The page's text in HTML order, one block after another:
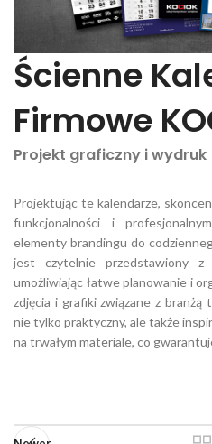
Ścienne
Firmowe
Projekt graficzny i wydruk
Projektując te kalendarze,
funkcjonalności i
elementy brandingu do
jest czytelnie przedstawiony z
umożliwiając łatwe planowanie i
zdjęcia i grafiki związane z branżą
nie tylko praktyczny, ale także
na trwałym materiale, co